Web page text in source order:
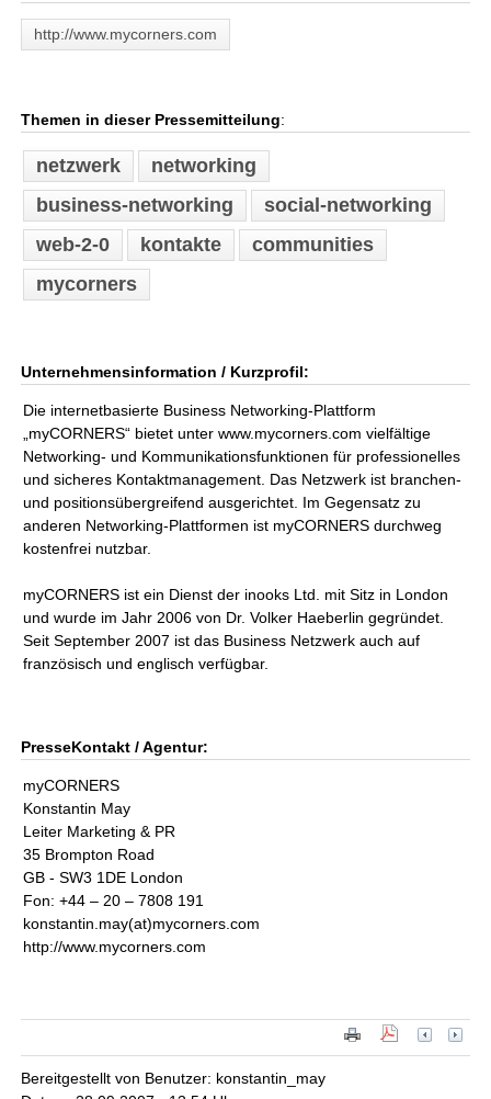
http://www.mycorners.com
Themen in dieser Pressemitteilung:
netzwerk
networking
business-networking
social-networking
web-2-0
kontakte
communities
mycorners
Unternehmensinformation / Kurzprofil:
Die internetbasierte Business Networking-Plattform
„myCORNERS“ bietet unter www.mycorners.com vielfältige
Networking- und Kommunikationsfunktionen für professionelles
und sicheres Kontaktmanagement. Das Netzwerk ist branchen-
und positionsübergreifend ausgerichtet. Im Gegensatz zu
anderen Networking-Plattformen ist myCORNERS durchweg
kostenfrei nutzbar.
myCORNERS ist ein Dienst der inooks Ltd. mit Sitz in London
und wurde im Jahr 2006 von Dr. Volker Haeberlin gegründet.
Seit September 2007 ist das Business Netzwerk auch auf
französisch und englisch verfügbar.
PresseKontakt / Agentur:
myCORNERS
Konstantin May
Leiter Marketing & PR
35 Brompton Road
GB - SW3 1DE London
Fon: +44 – 20 – 7808 191
konstantin.may(at)mycorners.com
http://www.mycorners.com
Bereitgestellt von Benutzer: konstantin_may